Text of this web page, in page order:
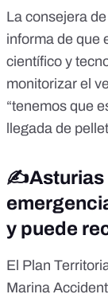
La consejera
informa de que
científico y
monitorizar el
“tenemos que
llegada de
✍️Asturias
y puede
El Plan
Marina